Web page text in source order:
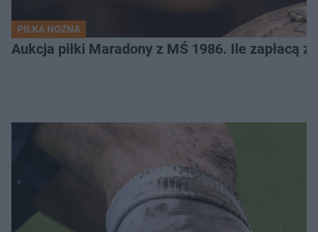
PIŁKA NOŻNA
Aukcja piłki Maradony z MŚ 1986. Ile zapłacą